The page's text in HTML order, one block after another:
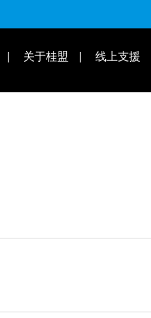
线上支援
关于桂盟
常见问题